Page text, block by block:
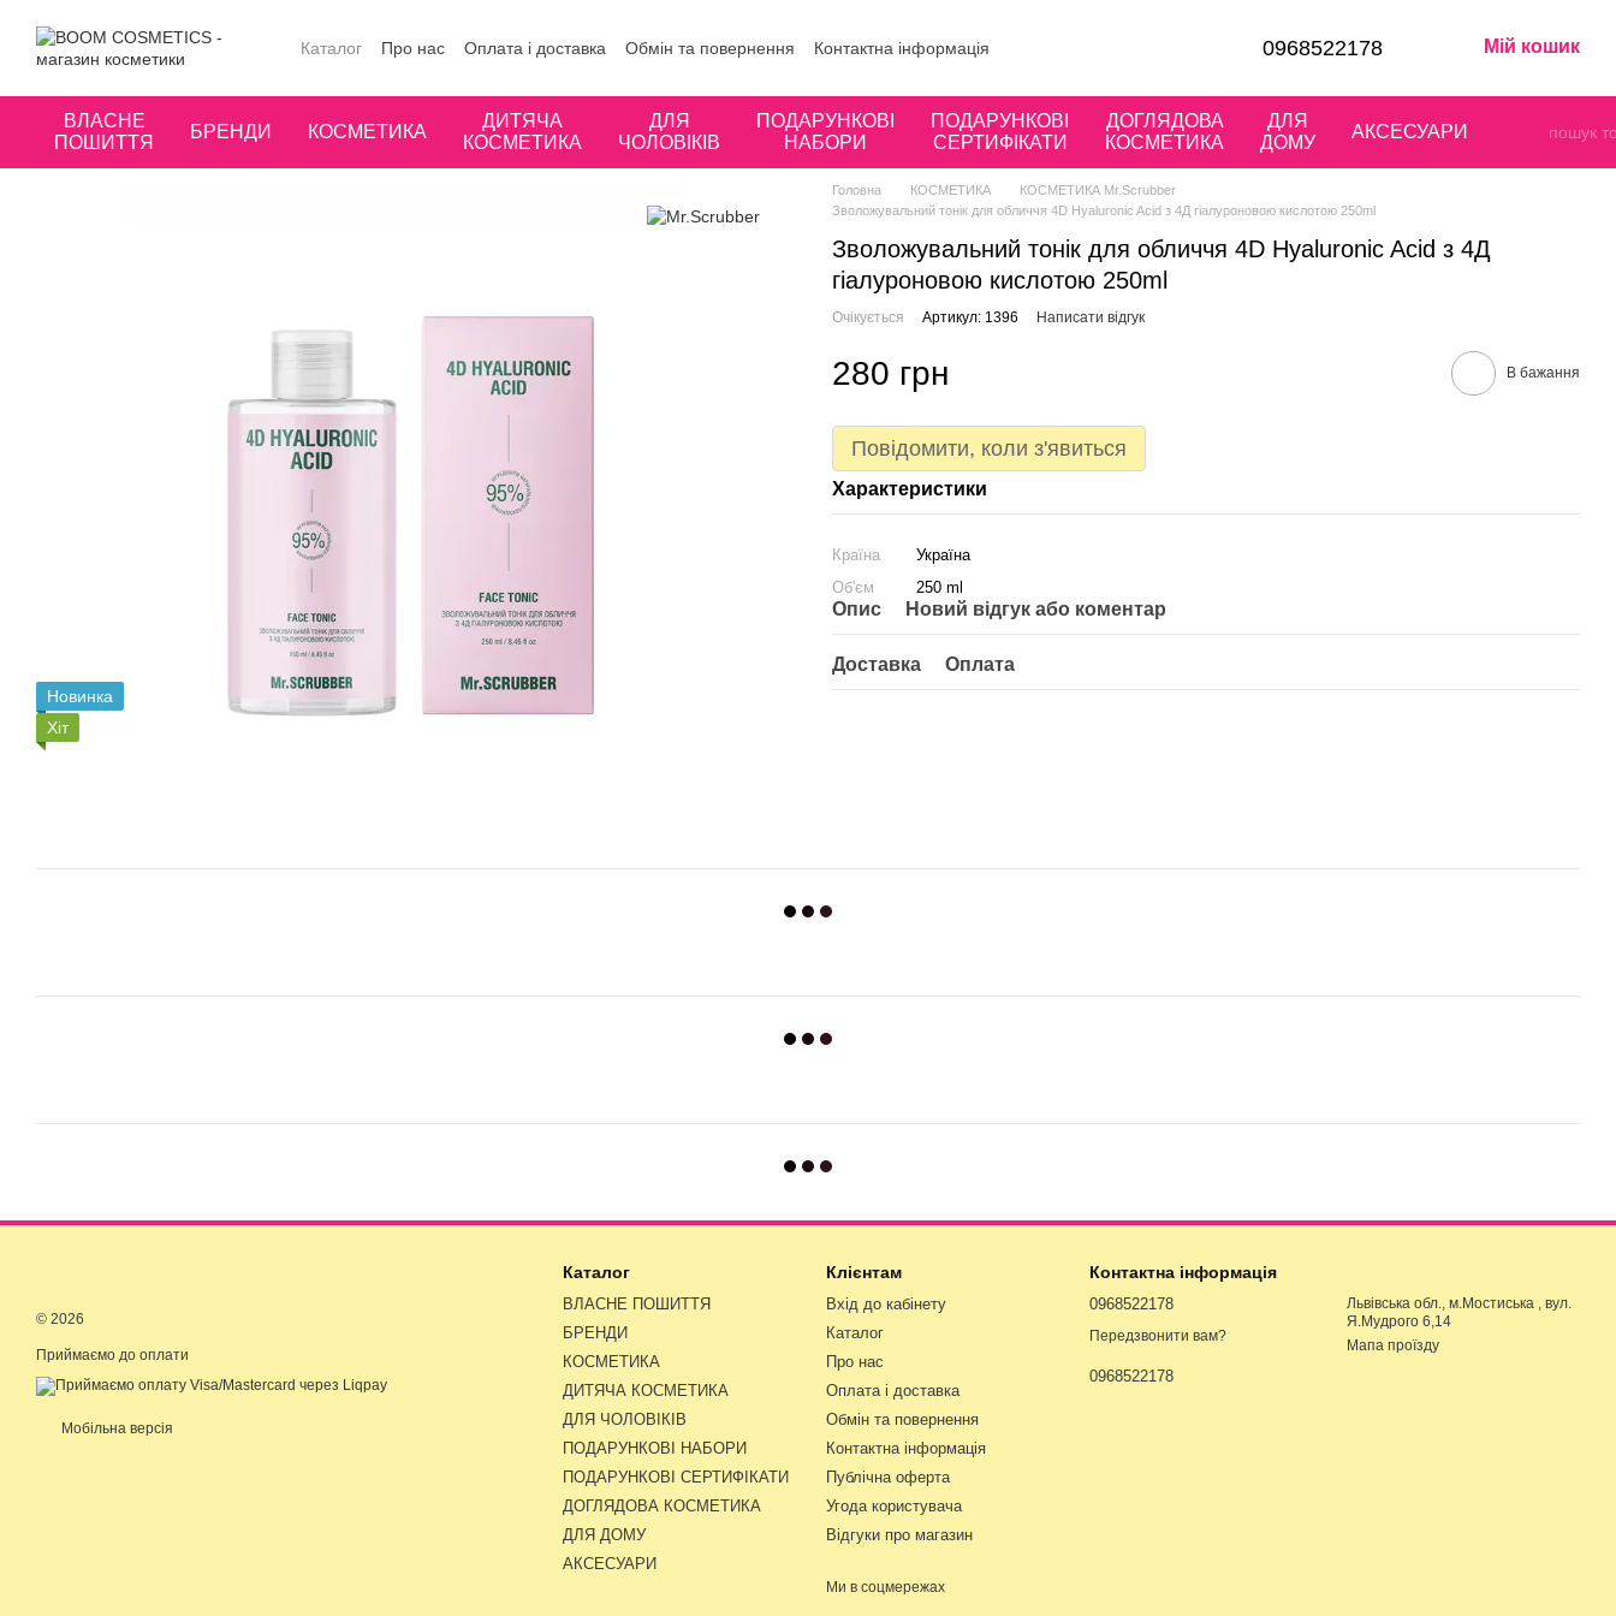
Каталог
Про нас Оплата і доставка Обмін та повернення
Контактна інформація
0968522178 Мій кошик
ВЛАСНЕ
ПОШИТТЯ
БРЕНДИ КОСМЕТИКА
ДИТЯЧА
КОСМЕТИКА
ДЛЯ
ЧОЛОВІКІВ
ПОДАРУНКОВІ
НАБОРИ
ПОДАРУНКОВІ
СЕРТИФІКАТИ
ДОГЛЯДОВА
КОСМЕТИКА
ДЛЯ
ДОМУ
АКСЕСУАРИ
Новинка
Хіт
Головна КОСМЕТИКА
КОСМЕТИКА Mr.Scrubber
Зволожувальний тонік для обличчя 4D Hyaluronic Acid з 4Д гіалуроновою кислотою 250ml
Зволожувальний тонік для обличчя 4D Hyaluronic Acid з 4Д
гіалуроновою кислотою 250ml
Очікується Артикул: 1396 Написати відгук
280 грн В бажання
Повідомити, коли з'явиться
Характеристики
Країна
Україна
Об'єм
250 ml
Опис Новий відгук або коментар
Доставка Оплата
© 2026
Приймаємо до оплати
Мобільна версія
Каталог
ВЛАСНЕ ПОШИТТЯ
БРЕНДИ
КОСМЕТИКА
ДИТЯЧА КОСМЕТИКА
ДЛЯ ЧОЛОВІКІВ
ПОДАРУНКОВІ НАБОРИ
ПОДАРУНКОВІ СЕРТИФІКАТИ
ДОГЛЯДОВА КОСМЕТИКА
ДЛЯ ДОМУ
АКСЕСУАРИ
Клієнтам
Вхід до кабінету
Каталог
Про нас
Оплата і доставка
Обмін та повернення
Контактна інформація
Публічна оферта
Угода користувача
Відгуки про магазин
Ми в соцмережах
Контактна інформація
0968522178
Передзвонити вам?
0968522178
Львівська обл., м.Мостиська , вул.
Я.Мудрого 6,14
Мапа проїзду